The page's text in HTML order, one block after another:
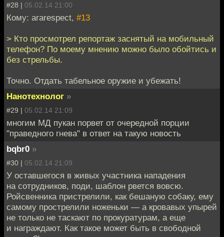
#28 | 05.02.14 21:00
Кому: ararespect, #13
> Кто просмотрел репортаж заснятый на мобильный
телефон? По моему мнению можно было обойтись и
без стрельбы.
Точно. Отдать табельное оружие и убежать!
Нанотехнолог »
#29 | 05.02.14 21:09
многим МД пукан порвет от очередной порции
"праведного гнева" в ответ на такую новость
bqbr0 »
#30 | 05.02.14 21:09
У оставшегося в живых участника нападения
на сотрудников, поди, шаблон рвется вовсю.
Ройсвенника пристрелили, как бешаную собаку, ему
самому прострелили ноженьки — а кровавых упырей
не только не таскают по прокуратурам, а еще
и награждают. Как такое может быть в свободной